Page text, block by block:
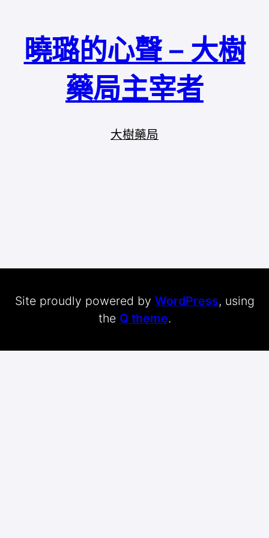
曉璐的心聲 – 大樹
藥局主宰者
大樹藥局
Site proudly powered by WordPress, using
the Q theme.